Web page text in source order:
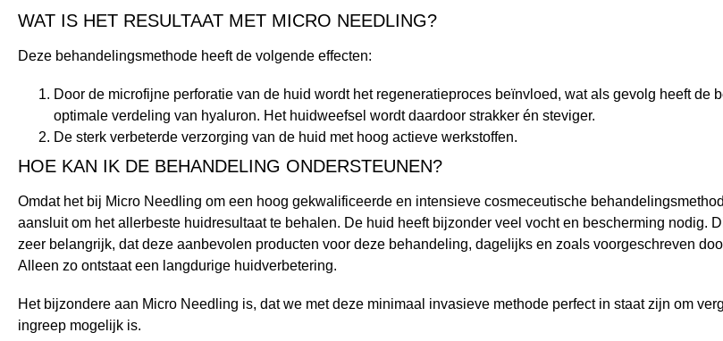
WAT IS HET RESULTAAT MET MICRO NEEDLING?
Deze behandelingsmethode heeft de volgende effecten:
Door de microfijne perforatie van de huid wordt het regeneratieproces beïnvloed, wat als gevolg heeft
optimale verdeling van hyaluron. Het huidweefsel wordt daardoor strakker én steviger.
De sterk verbeterde verzorging van de huid met hoog actieve werkstoffen.
HOE KAN IK DE BEHANDELING ONDERSTEUNEN?
Omdat het bij Micro Needling om een hoog gekwalificeerde en intensieve cosmeceutische
aansluit om het allerbeste huidresultaat te behalen. De huid heeft bijzonder veel vocht en bescherming nodig.
zeer belangrijk, dat deze aanbevolen producten voor deze behandeling, dagelijks en zoals voorgeschreven
Alleen zo ontstaat een langdurige huidverbetering.
Het bijzondere aan Micro Needling is, dat we met deze minimaal invasieve methode perfect in staat zijn om
ingreep mogelijk is.